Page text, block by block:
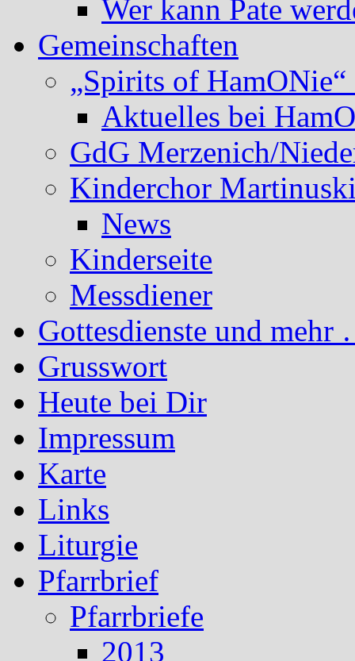
Wer kann Pate
Gemeinschaften
„Spirits of HamONie“
Aktuelles bei
GdG Merzenich/
Kinderchor
News
Kinderseite
Messdiener
Gottesdienste und mehr
Grusswort
Heute bei Dir
Impressum
Karte
Links
Liturgie
Pfarrbrief
Pfarrbriefe
2013